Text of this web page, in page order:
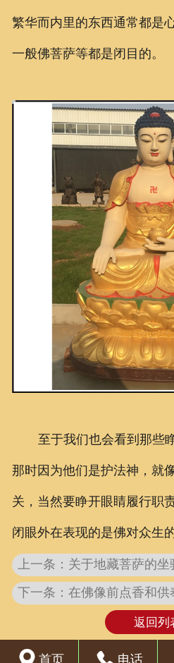
繁华而内里的东西通常都是
一般佛菩萨等都是闭目的。
至于我们也会看到那些
那时因为他们是护法神，就
关，当然要睁开眼睛履行职
闭眼外在表现的是佛对众生
上一条：关于地藏菩萨的
下一条：在佛像前点香和供
返回列
首页 电话